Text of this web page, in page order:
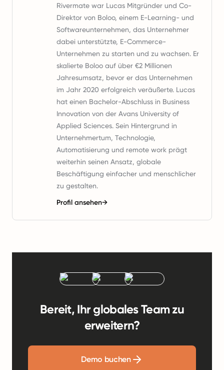
Rivermate war Lucas Mitgründer und Co-
Direktor von Boloo, einem E-Learning- und
Softwareunternehmen, das Unternehmer
dabei unterstützte, E-Commerce-
Unternehmen zu starten und zu wachsen. Er
skalierte Boloo auf über €2 Millionen
Jahresumsatz, bevor er das Unternehmen
im Jahr 2020 erfolgreich veräußerte. Lucas
hat einen Bachelor-Abschluss in Business
Innovation von der Avans University of
Applied Sciences. Sein Hintergrund in
Unternehmertum, Technologie,
Automatisierung und remote work prägt
weiterhin seinen Ansatz, globale
Beschäftigung einfacher und menschlicher
zu gestalten.
Profil ansehen→
Bereit, Ihr globales Team zu
erweitern?
Demo buchen